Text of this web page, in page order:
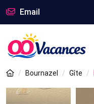
Email
Bournazel Gîte